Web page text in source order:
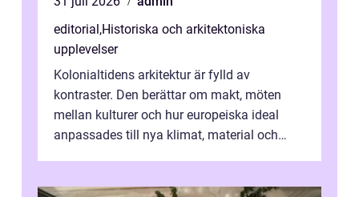
editorial ,Historiska och arkitektoniska
upplevelser
Kolonialtidens arkitektur är fylld av
kontraster. Den berättar om makt, möten
mellan kulturer och hur europeiska ideal
anpassades till nya klimat, material och